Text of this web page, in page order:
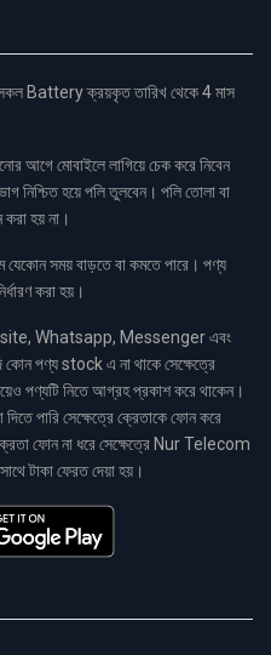
Battery ক্রয়কৃত তারিখ থেকে 4 মাস
আগে মোবাইলে লাগিয়ে চেক করে নিবেন
নিশ্চিত হয়ে পলি তুলবেন। পলি তোলা বা
হয় না।
সময় বাড়তে বা কমতে পারে। পণ্য
করা হয়।
Whatsapp, Messenger এবং
পণ্য stock এ না থাকে সেক্ষেত্রে
পণ্যটি নিতে আগ্রহ প্রকাশ করে থাকেন।
পারি সেক্ষেত্রে ক্রেতাকে ফোন করে
ফোন না ধরে সেক্ষেত্রে Nur Telecom
টাকা ফেরত দেয়া হয়।